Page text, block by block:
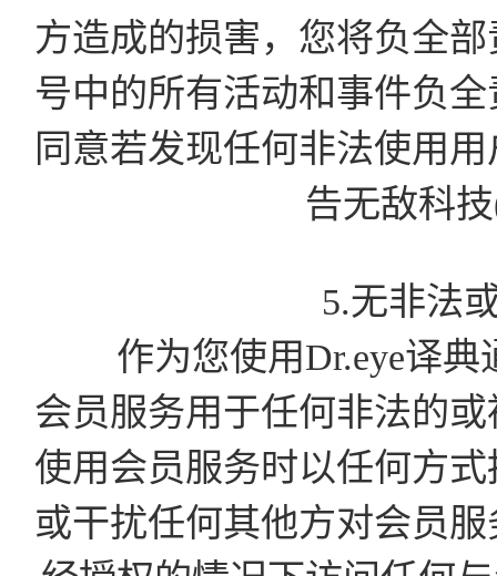
方造成的损害，您将负全
号中的所有活动和事件负
同意若发现任何非法使用
告无敌科
5.无非法
作为您使用Dr.eye译典
会员服务用于任何非法的
使用会员服务时以任何方
或干扰任何其他方对会员